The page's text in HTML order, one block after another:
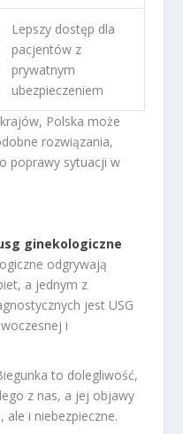
Lepszy dostęp dla
pacjentów z
prywatnym
ubezpieczeniem
Polska może
rozwiązania,
poprawy sytuacji w
ginekologiczne
odgrywają
a jednym z
jest USG
i
to dolegliwość,
z nas, a jej objawy
ale i niebezpieczne.